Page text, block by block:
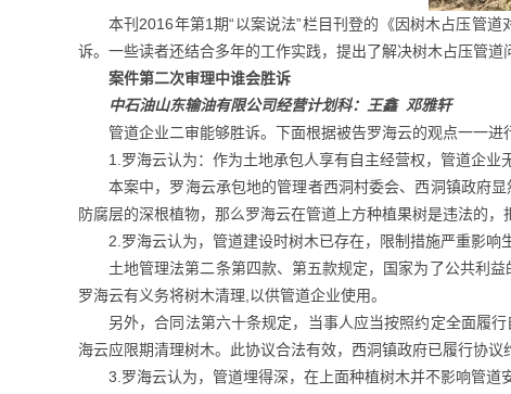
本刊2016年第1期“以案说法”栏目刊登的《因树木占压管
诉。一些读者还结合多年的工作实践，提出了解决树木占压管道
案件第二次审理中谁会胜诉
中石油山东输油有限公司经营计划科：王鑫 邓雅轩
管道企业二审能够胜诉。下面根据被告罗海云的观点一一进
1.罗海云认为：作为土地承包人享有自主经营权，管道企业
本案中，罗海云承包地的管理者西洞村委会、西洞镇政府
防腐层的深根植物，那么罗海云在管道上方种植果树是违法的
2.罗海云认为，管道建设时树木已存在，限制措施严重影响
土地管理法第二条第四款、第五款规定，国家为了公共利
罗海云有义务将树木清理,以供管道企业使用。
另外，合同法第六十条规定，当事人应当按照约定全面履
海云应限期清理树木。此协议合法有效，西洞镇政府已履行协议
3.罗海云认为，管道埋得深，在上面种植树木并不影响管道